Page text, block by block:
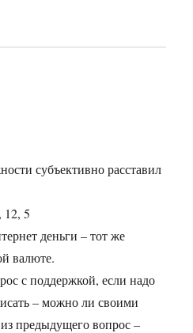
субъективно расставил
12, 5
деньги – тот же
валюте.
с поддержкой, если надо
– можно ли своими
предыдущего вопрос –